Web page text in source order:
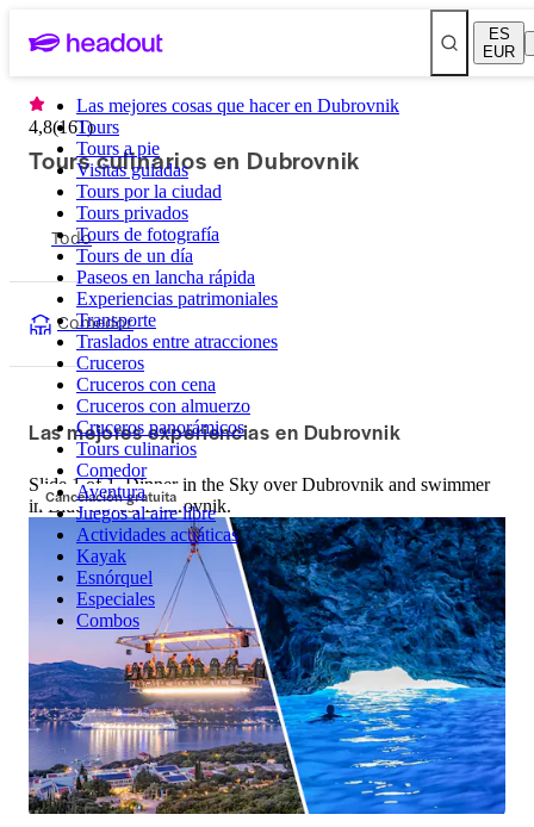
ES
EUR
Las mejores cosas que hacer en Dubrovnik
Tours
Tours a pie
Visitas guiadas
Tours por la ciudad
Tours privados
Tours de fotografía
Tours de un día
Paseos en lancha rápida
Experiencias patrimoniales
Transporte
Traslados entre atracciones
Cruceros
Cruceros con cena
Cruceros con almuerzo
Cruceros panorámicos
Tours culinarios
Comedor
Aventura
Juegos al aire libre
Actividades acuáticas
Kayak
Esnórquel
Especiales
Combos
4,8(161)
Tours culinarios en Dubrovnik
Todo
Comedor
Las mejores experiencias en Dubrovnik
Cancelación gratuita
Slide 1 of 1, Dinner in the Sky over Dubrovnik and swimmer
in Blue Caves, Dubrovnik.